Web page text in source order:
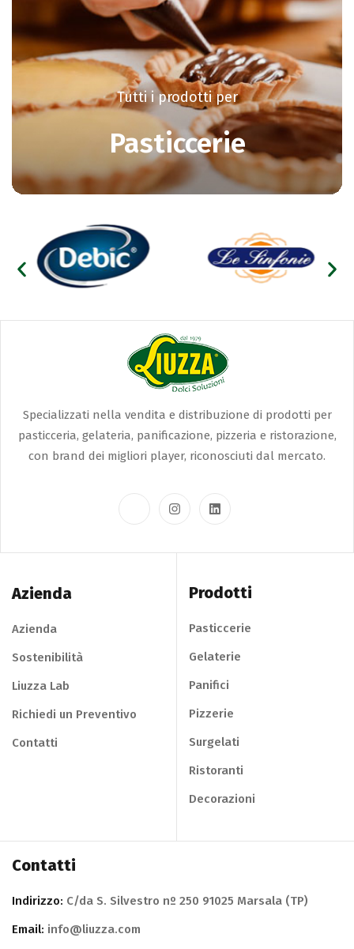
Tutti i prodotti per
Pasticcerie
Specializzati nella vendita e distribuzione di prodotti per
pasticceria, gelateria, panificazione, pizzeria e ristorazione,
con brand dei migliori player, riconosciuti dal mercato.
Azienda
Azienda
Sostenibilità
Liuzza Lab
Richiedi un Preventivo
Contatti
Prodotti
Pasticcerie
Gelaterie
Panifici
Pizzerie
Surgelati
Ristoranti
Decorazioni
Contatti
Indirizzo: C/da S. Silvestro nº 250 91025 Marsala (TP)
Email: info@liuzza.com